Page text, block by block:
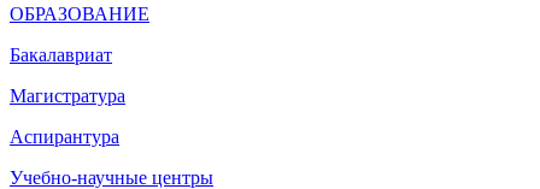
ОБРАЗОВАНИЕ
Бакалавриат
Магистратура
Аспирантура
Учебно-научные центры